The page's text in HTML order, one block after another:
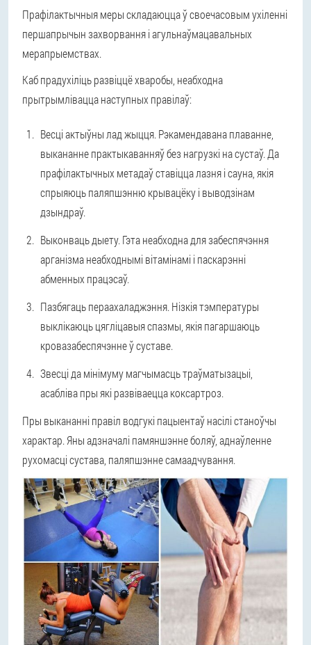
Прафілактычныя меры складаюцца ў своечасовым ухіленні
першапрычын захворвання і агульнаўмацавальных
мерапрыемствах.
Каб прадухіліць развіццё хваробы, неабходна
прытрымлівацца наступных правілаў:
Весці актыўны лад жыцця. Рэкамендавана плаванне,
выкананне практыкаванняў без нагрузкі на сустаў. Да
прафілактычных метадаў ставіцца лазня і сауна, якія
спрыяюць паляпшэнню крывацёку і выводзінам
дзындраў.
Выконваць дыету. Гэта неабходна для забеспячэння
арганізма неабходнымі вітамінамі і паскарэнні
абменных працэсаў.
Пазбягаць пераахаладжэння. Нізкія тэмпературы
выклікаюць цягліцавыя спазмы, якія пагаршаюць
кровазабеспячэнне ў суставе.
Звесці да мінімуму магчымасць траўматызацыі,
асабліва пры які развіваецца коксартроз.
Пры выкананні правіл водгукі пацыентаў насілі станоўчы
характар. Яны адзначалі памяншэнне боляў, аднаўленне
рухомасці сустава, паляпшэнне самаадчування.